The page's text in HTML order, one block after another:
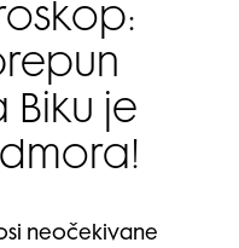
Biku je
neočekivane